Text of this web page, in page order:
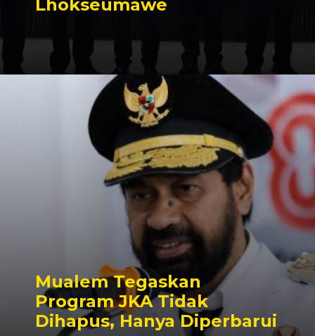
Lhokseumawe
Mualem Tegaskan
Program JKA Tidak
Dihapus, Hanya Diperbarui